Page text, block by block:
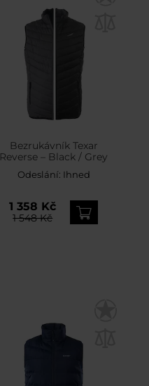
Bezrukávník Texar
Reverse – Black / Grey
Odeslání: Ihned
1 358 Kč
1 548 Kč